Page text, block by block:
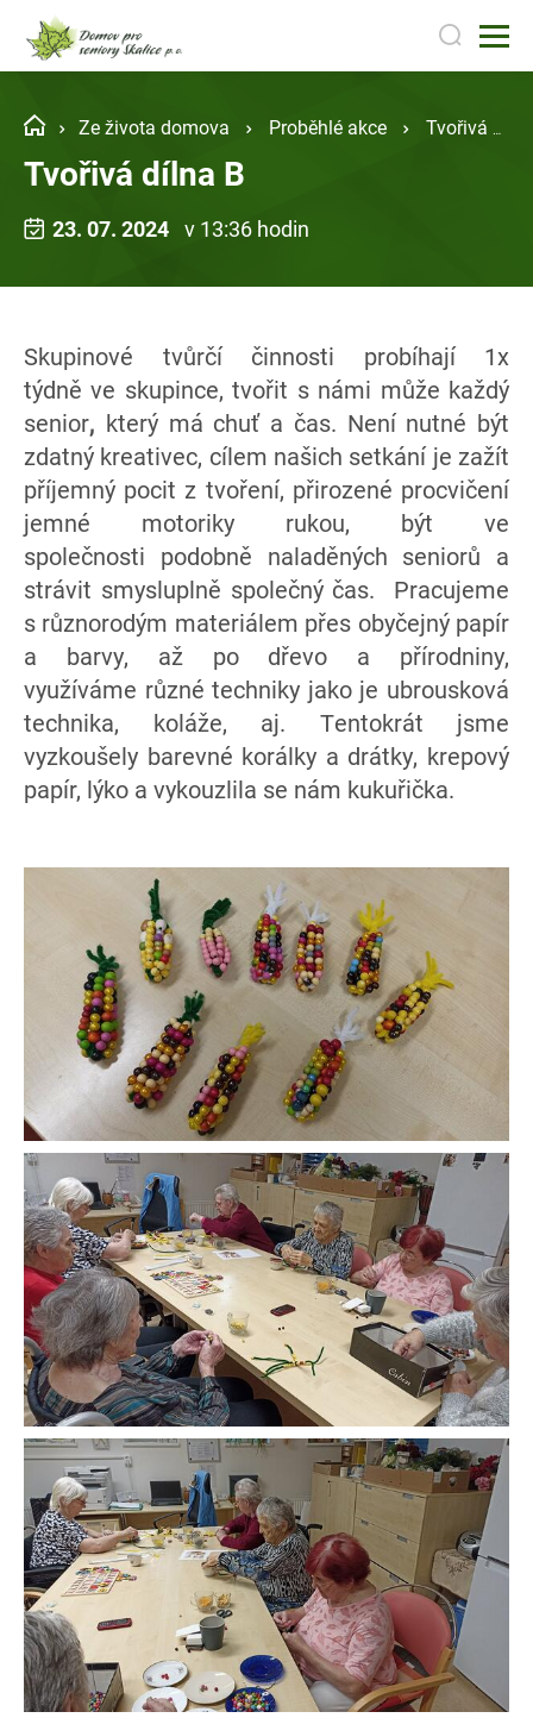
Ze života domova Proběhlé akce Tvořivá dílna B
Tvořivá dílna B
23. 07. 2024 v 13:36 hodin
Skupinové tvůrčí činnosti probíhají
1x
týdně ve skupince, tvořit s námi může každý
senior, který má chuť a čas. Není nutné být
zdatný kreativec, cílem našich setkání je zažít
příjemný pocit z tvoření, přirozené procvičení
jemné motoriky rukou, být
ve
společnosti podobně naladěných seniorů a
strávit smysluplně společný čas. Pracujeme
s různorodým materiálem přes obyčejný papír
a barvy, až po dřevo a přírodniny,
využíváme různé techniky jako je ubrousková
technika, koláže, aj. Tentokrát jsme
vyzkoušely barevné korálky a drátky, krepový
papír, lýko a vykouzlila se nám kukuřička.